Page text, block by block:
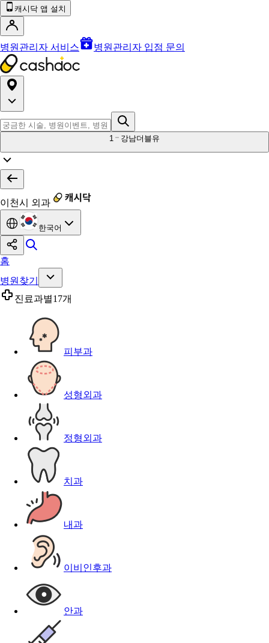
캐시닥 앱 설치
병원관리자 서비스 병원관리자 입점 문의
1 강남더블유
이천시 외과
한국어
홈
병원찾기
진료과별17개
피부과
성형외과
정형외과
치과
내과
이비인후과
안과